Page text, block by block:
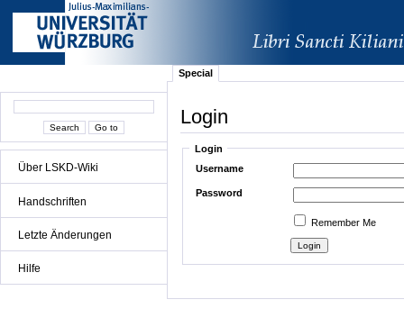
Über LSKD-Wiki
Handschriften
Letzte Änderungen
Hilfe
Special
Login
Login
Username
Password
Remember Me